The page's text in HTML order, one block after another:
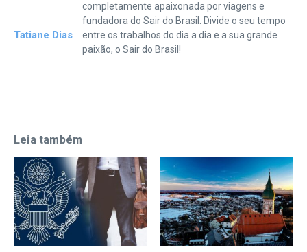
Tatiane Dias
completamente apaixonada por viagens e
fundadora do Sair do Brasil. Divide o seu tempo
entre os trabalhos do dia a dia e a sua grande
paixão, o Sair do Brasil!
Leia também